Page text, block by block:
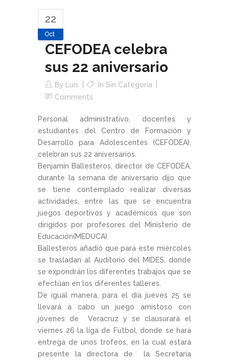
22
Oct
CEFODEA celebra
sus 22 aniversario
By Luis
In Sin Categoría
Comments
Personal administrativo, docentes y
estudiantes del Centro de Formación y
Desarrollo para Adolescentes (CEFODEA),
celebran sus 22 aniversarios.
Benjamín Ballesteros, director de CEFODEA,
durante la semana de aniversario dijo que
se tiene contemplado realizar diversas
actividades, entre las que se encuentra
juegos deportivos y académicos que son
dirigidos por profesores del Ministerio de
Educación(MEDUCA).
Ballesteros añadió que para este miércoles
se trasladan al Auditorio del MIDES, donde
se expondrán los diferentes trabajos que se
efectúan en los diferentes talleres.
De igual manera, para el día jueves 25 se
llevará a cabo un juego amistoso con
jóvenes de Veracruz y se clausurará el
viernes 26 la liga de Fútbol, donde se hará
entrega de unos trofeos, en la cual estará
presente la directora de la Secretaria